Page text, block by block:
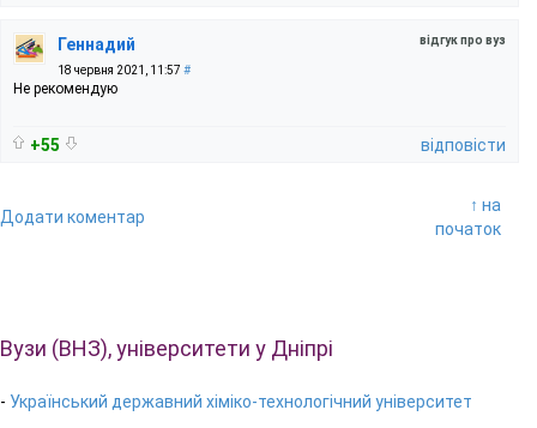
відгук про вуз
Геннадий
18 червня 2021, 11:57 #
Не рекомендую
+55 відповісти
Додати коментар
↑ на
початок
Вузи (ВНЗ), університети у Дніпрі
- Український державний хіміко-технологічний університет